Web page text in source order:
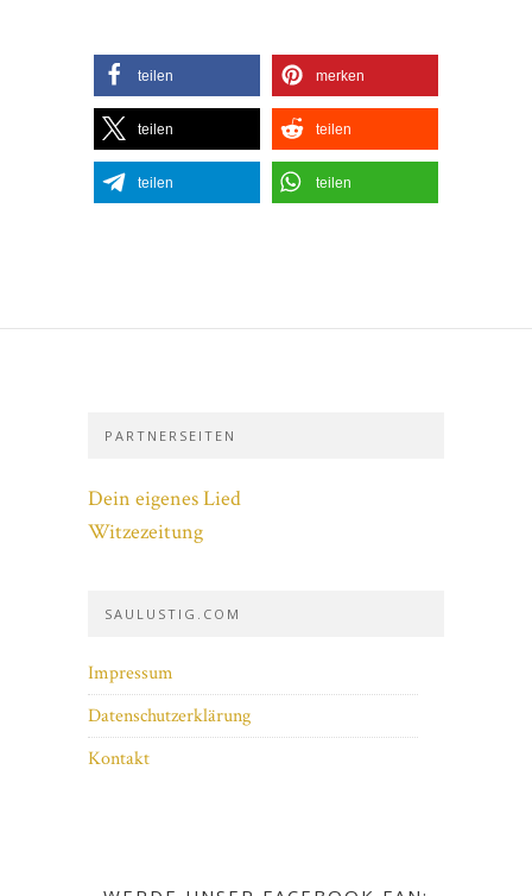
teilen merken
teilen teilen
teilen teilen
PARTNERSEITEN
Dein eigenes Lied
Witzezeitung
SAULUSTIG.COM
Impressum
Datenschutzerklärung
Kontakt